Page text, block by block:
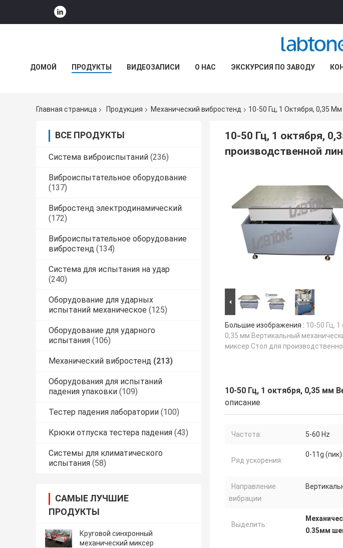
ДОМОЙ ПРОДУКТЫ ВИДЕОЗАПИСИ О НАС ЭКСКУРСИЯ ПО ЗАВОДУ
Главная страница Продукция Механический вибростенд 10-50 Гц, 1 Октября, 0,35
ВСЕ ПРОДУКТЫ
Система виброиспытаний (236)
Виброиспытательное оборудование
(137)
Вибростенд электродинамический
(172)
Виброиспытательное оборудование
вибростенд (134)
Система для испытания на удар
(240)
Оборудование для ударных
испытаний механическое (125)
Оборудование для ударного
испытания (106)
Механический вибростенд (213)
Оборудования для испытаний
падения упаковки (109)
Тестер падения лаборатории (100)
Крюки отпуска тестера падения (43)
Системы для климатического
испытания (58)
САМЫЕ ЛУЧШИЕ
ПРОДУКТЫ
Круговой синхронный
механический миксер
10-50 Гц, 1 октября,
производственной
Большие изображения : 10-50 Гц, 1
0,35 мм Вертикальный
миксер Стол для
10-50 Гц, 1 октября, 0,35 мм
описание
Частота: 5-60 Hz
Ряд ускорения:
0-11g (пик)
Направление
вибрации:
Выделить:
0.35мм